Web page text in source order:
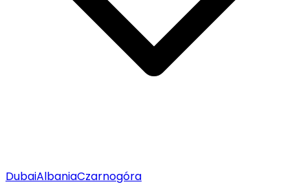
DubaiAlbaniaCzarnogóra